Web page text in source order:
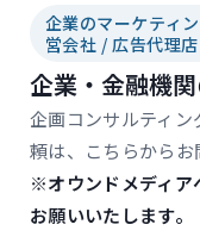
企業のマーケティ
営会社 / 広告代理
企業・金融機
企画コンサルティン
頼は、こちらからお
※オウンドメディア
お願いいたします。